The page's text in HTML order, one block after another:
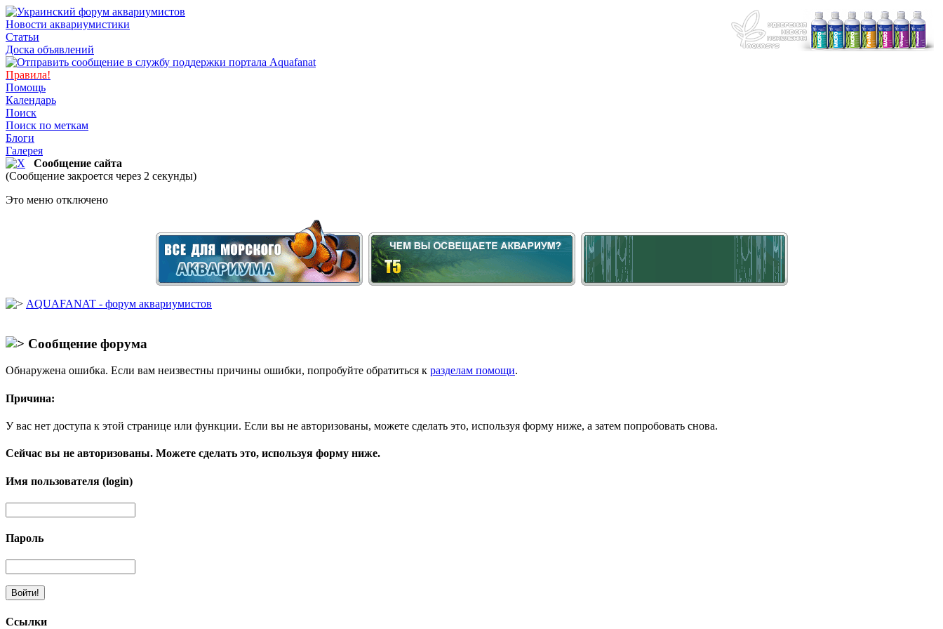
Новости аквариумистики
Статьи
Доска объявлений
Правила!
Помощь
Календарь
Поиск
Поиск по меткам
Блоги
Галерея
Сообщение сайта
(Сообщение закроется через 2 секунды)
Это меню отключено
AQUAFANAT - форум аквариумистов
Сообщение форума
Обнаружена ошибка. Если вам неизвестны причины ошибки, попробуйте обратиться к разделам помощи.
Причина:
У вас нет доступа к этой странице или функции. Если вы не авторизованы, можете сделать это, используя форму ниже, а затем попробовать снова.
Сейчас вы не авторизованы. Можете сделать это, используя форму ниже.
Имя пользователя (login)
Пароль
Ссылки